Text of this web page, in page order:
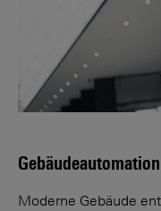
Gebäudeautomation
Moderne Gebäude